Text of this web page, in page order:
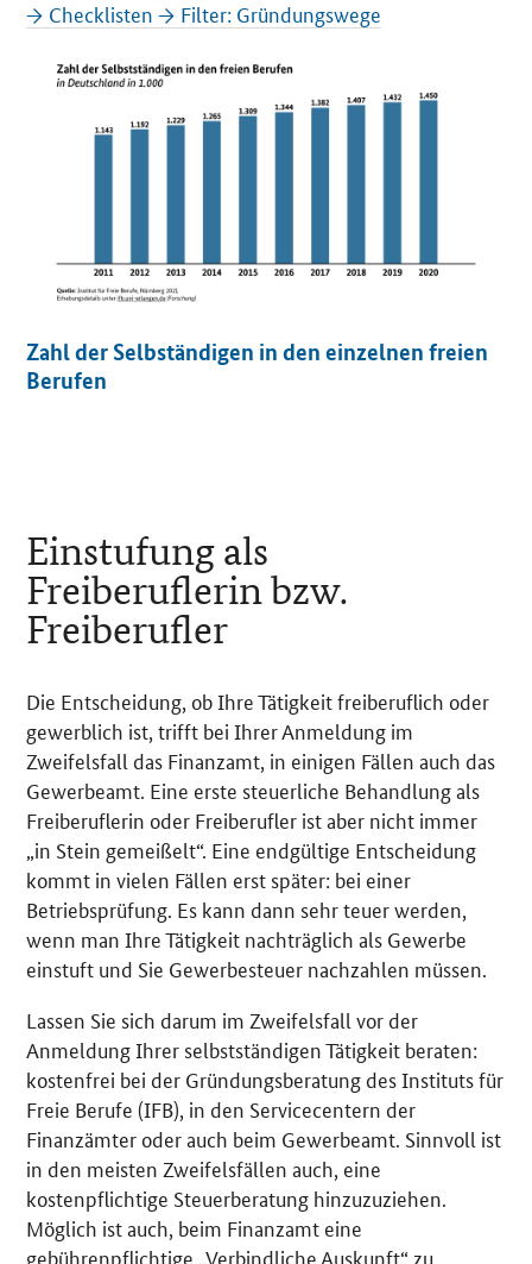
→ Checklisten → Filter: Gründungswege
Zahl der Selbständigen in den einzelnen freien
Berufen
e
l
Einstufung als
Freiberuflerin bzw.
Freiberufler
Die Entscheidung, ob Ihre Tätigkeit freiberuflich oder
gewerblich ist, trifft bei Ihrer Anmeldung im
Zweifelsfall das Finanzamt, in einigen Fällen auch das
Gewerbeamt. Eine erste steuerliche Behandlung als
Freiberuflerin oder Freiberufler ist aber nicht immer
„in Stein gemeißelt“. Eine endgültige Entscheidung
kommt in vielen Fällen erst später: bei einer
Betriebsprüfung. Es kann dann sehr teuer werden,
wenn man Ihre Tätigkeit nachträglich als Gewerbe
einstuft und Sie Gewerbesteuer nachzahlen müssen.
Lassen Sie sich darum im Zweifelsfall vor der
Anmeldung Ihrer selbstständigen Tätigkeit beraten:
kostenfrei bei der Gründungsberatung des Instituts für
Freie Berufe (IFB), in den Servicecentern der
Finanzämter oder auch beim Gewerbeamt. Sinnvoll ist
in den meisten Zweifelsfällen auch, eine
kostenpflichtige Steuerberatung hinzuzuziehen.
Möglich ist auch, beim Finanzamt eine
gebührenpflichtige „Verbindliche Auskunft“ zu